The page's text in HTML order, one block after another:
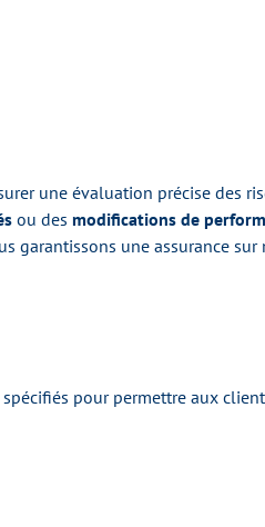
une évaluation précise des
ou des modifications de
une assurance
pour permettre aux